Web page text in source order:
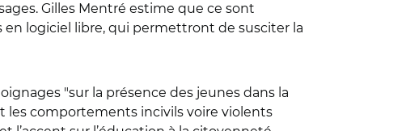
Gilles Mentré estime que ce sont
en logiciel libre, qui permettront de susciter la
"sur la présence des jeunes dans la
les comportements incivils voire violents